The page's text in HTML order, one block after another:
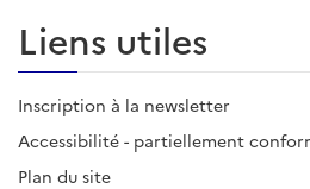
Liens utiles
Inscription à la newsletter
Accessibilité - partiellement
Plan du site